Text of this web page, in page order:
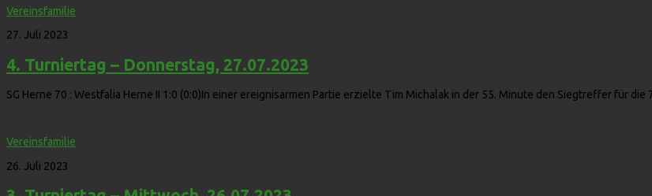
Vereinsfamilie
27. Juli 2023
4. Turniertag – Donnerstag, 27.07.2023
SG Herne 70 : Westfalia Herne II 1:0 (0:0)In einer ereignisarmen Partie erzielte Tim Michalak in der 55. Minute den Siegtreffer für
Vereinsfamilie
26. Juli 2023